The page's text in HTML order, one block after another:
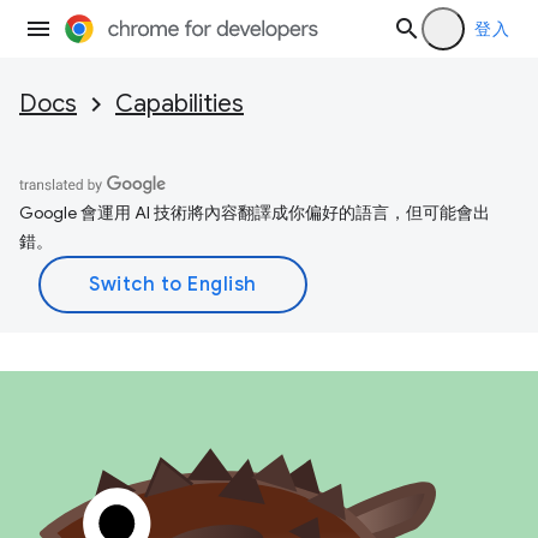
登入
Docs Capabilities
Google 會運用 AI 技術將內容翻譯成你偏好的語言，但可能會出
錯。